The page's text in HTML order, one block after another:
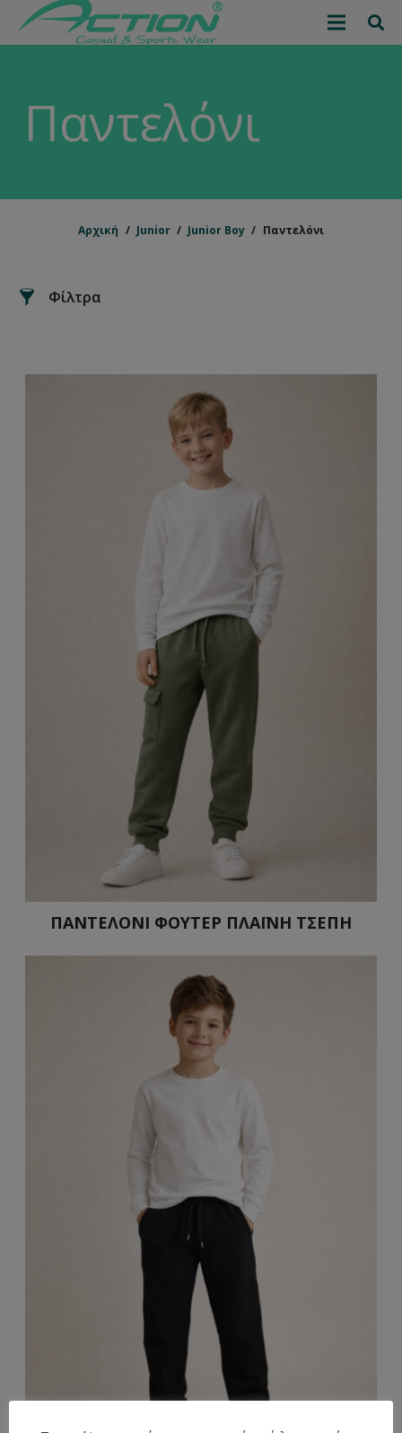
Παντελόνι
Αρχική / Junior / Junior Boy / Παντελόνι
Φίλτρα
Μέγεθος
ΠΑΝΤΕΛΟΝΙ ΦΟΥΤΕΡ ΠΛΑΪΝΗ ΤΣΕΠΗ